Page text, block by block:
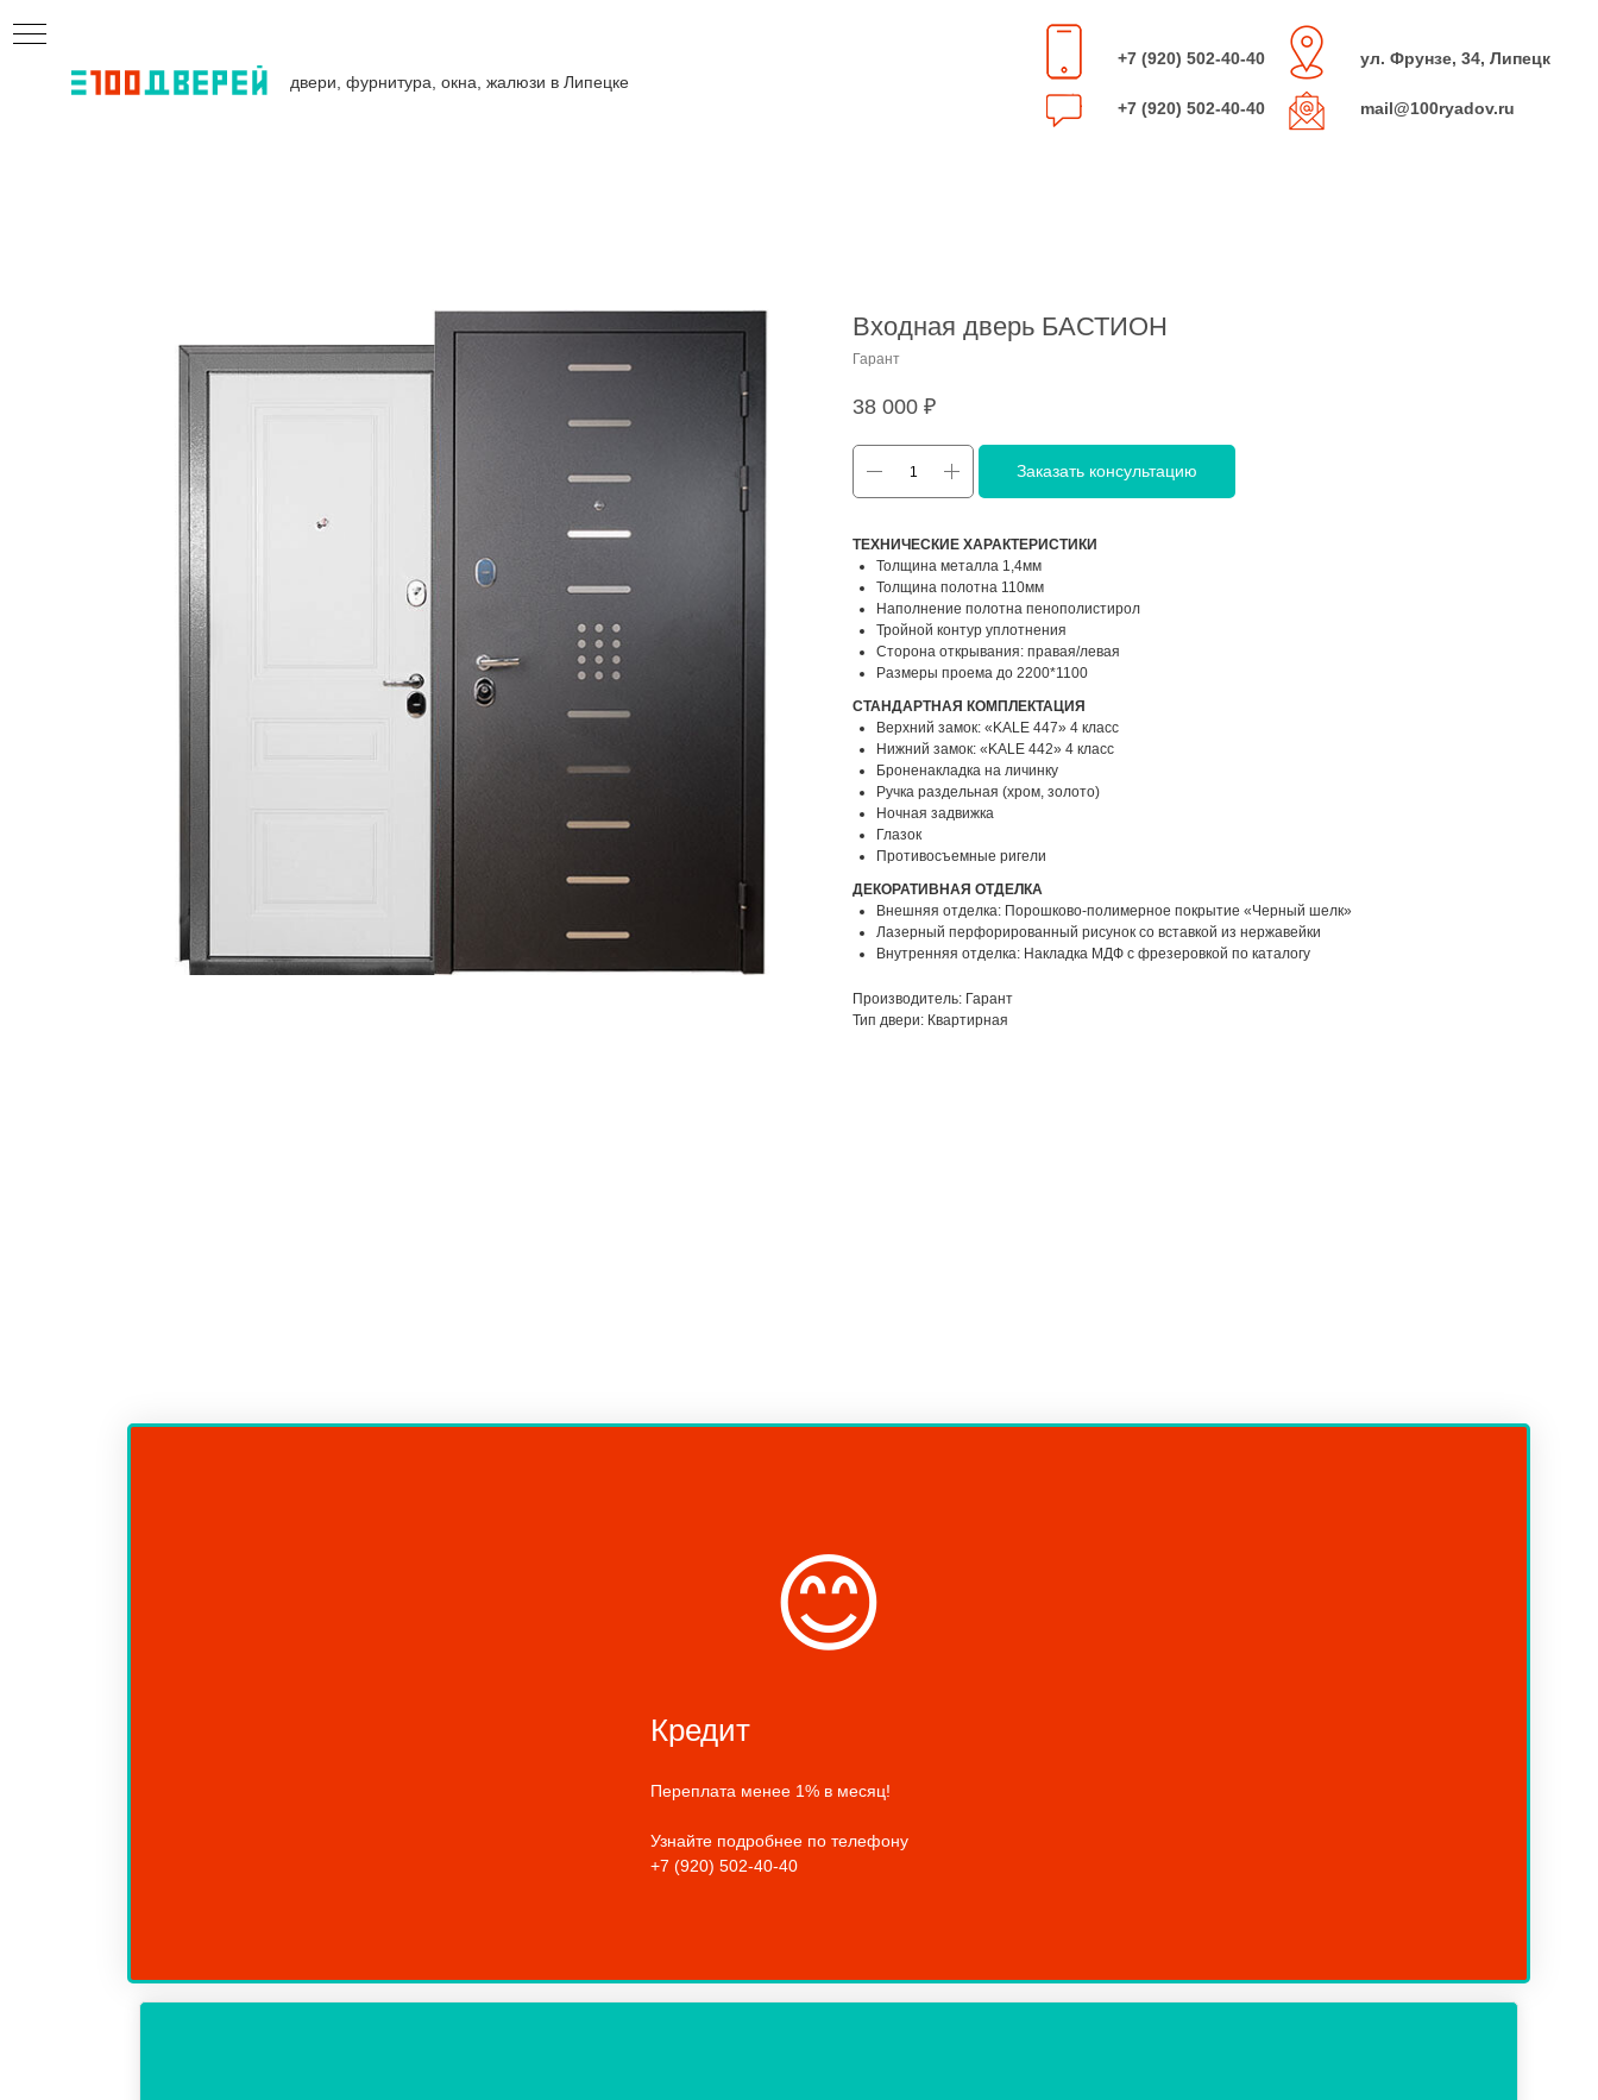
двери, фурнитура, окна, жалюзи в Липецке
+7 (920) 502-40-40
+7 (920) 502-40-40
ул. Фрунзе, 34, Липецк
mail@100ryadov.ru
Входная дверь БАСТИОН
Гарант
38 000 ₽
Заказать консультацию
ТЕХНИЧЕСКИЕ ХАРАКТЕРИСТИКИ
Толщина металла 1,4мм
Толщина полотна 110мм
Наполнение полотна пенополистирол
Тройной контур уплотнения
Сторона открывания: правая/левая
Размеры проема до 2200*1100
СТАНДАРТНАЯ КОМПЛЕКТАЦИЯ
Верхний замок: «KALE 447» 4 класс
Нижний замок: «KALE 442» 4 класс
Броненакладка на личинку
Ручка раздельная (хром, золото)
Ночная задвижка
Глазок
Противосъемные ригели
ДЕКОРАТИВНАЯ ОТДЕЛКА
Внешняя отделка: Порошково-полимерное покрытие «Черный шелк»
Лазерный перфорированный рисунок со вставкой из нержавейки
Внутренняя отделка: Накладка МДФ с фрезеровкой по каталогу
Производитель: Гарант
Тип двери: Квартирная
😊
Кредит
Переплата менее 1% в месяц!
Узнайте подробнее по телефону
+7 (920) 502-40-40